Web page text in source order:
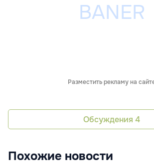
Разместить рекламу на
Обсуждения 4
Похожие новости